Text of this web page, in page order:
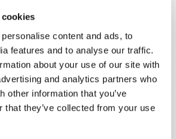
content and ads, to
features and to analyse our traffic.
about your use of our site with
and analytics partners who
other information that you’ve
that they’ve collected from your use
par Jean 3 :16« ne
auront la vie éternelle », comme
?
« verset d’or », nous avons
bibliques que Dieu est juste et